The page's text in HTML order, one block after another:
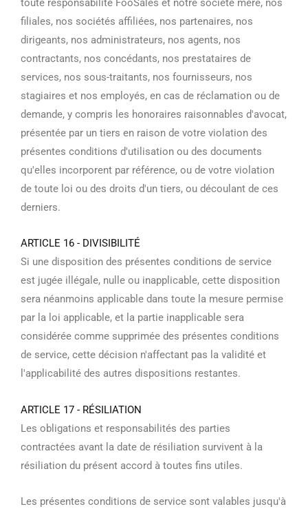
toute responsabilité FooSales et notre société mère, nos
filiales, nos sociétés affiliées, nos partenaires, nos
dirigeants, nos administrateurs, nos agents, nos
contractants, nos concédants, nos prestataires de
services, nos sous-traitants, nos fournisseurs, nos
stagiaires et nos employés, en cas de réclamation ou de
demande, y compris les honoraires raisonnables d'avocat,
présentée par un tiers en raison de votre violation des
présentes conditions d'utilisation ou des documents
qu'elles incorporent par référence, ou de votre violation
de toute loi ou des droits d'un tiers, ou découlant de ces
derniers.
ARTICLE 16 - DIVISIBILITÉ
Si une disposition des présentes conditions de service
est jugée illégale, nulle ou inapplicable, cette disposition
sera néanmoins applicable dans toute la mesure permise
par la loi applicable, et la partie inapplicable sera
considérée comme supprimée des présentes conditions
de service, cette décision n'affectant pas la validité et
l'applicabilité des autres dispositions restantes.
ARTICLE 17 - RÉSILIATION
Les obligations et responsabilités des parties
contractées avant la date de résiliation survivent à la
résiliation du présent accord à toutes fins utiles.
Les présentes conditions de service sont valables jusqu'à